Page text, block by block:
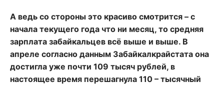
А ведь со стороны это красиво смотрится – с
начала текущего года что ни месяц, то средняя
зарплата забайкальцев всё выше и выше. В
апреле согласно данным Забайкалкрайстата она
достигла уже почти 109 тысяч рублей, в
настоящее время перешагнула 110 – тысячный